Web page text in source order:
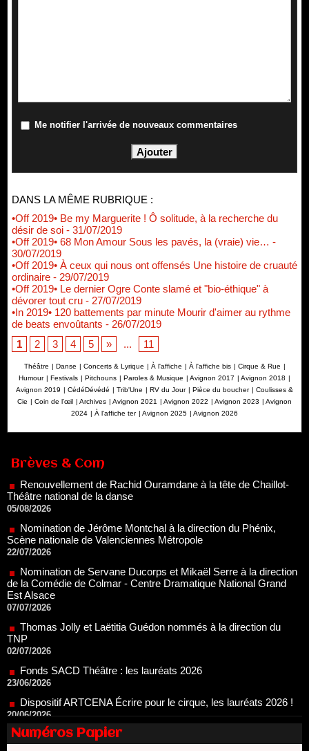
Me notifier l'arrivée de nouveaux commentaires
DANS LA MÊME RUBRIQUE :
•Off 2019• Be my Marguerite ! Ô solitude, à la recherche du
désir de soi - 31/07/2019
•Off 2019• 68 Mon Amour Sous les pavés, la (vraie) vie… -
30/07/2019
•Off 2019• À ceux qui nous ont offensés Une histoire de cruauté
ordinaire - 29/07/2019
•Off 2019• Le dernier Ogre Conte slamé et "bio-éthique" à
dévorer tout cru - 27/07/2019
•In 2019• 120 battements par minute Mourir d'aimer au rythme
de beats envoûtants - 26/07/2019
1
2 3 4 5 » ... 11
Théâtre | Danse | Concerts & Lyrique | À l'affiche | À l'affiche bis | Cirque & Rue |
Humour | Festivals | Pitchouns | Paroles & Musique | Avignon 2017 | Avignon 2018 |
Avignon 2019 | CédéDévédé | Trib'Une | RV du Jour | Pièce du boucher | Coulisses &
Cie | Coin de l’œil | Archives | Avignon 2021 | Avignon 2022 | Avignon 2023 | Avignon
2024 | À l'affiche ter | Avignon 2025 | Avignon 2026
Brèves & Com
Renouvellement de Rachid Ouramdane à la tête de Chaillot-
05/08/2026
Nomination de Jérôme Montchal à la direction du Phénix,
Scène nationale de Valenciennes Métropole
22/07/2026
Nomination de Servane Ducorps et Mikaël Serre à la direction
de la Comédie de Colmar - Centre Dramatique National Grand
Est Alsace
Thomas Jolly et Laëtitia Guédon nommés à la direction du
TNP
02/07/2026
Fonds SACD Théâtre : les lauréats 2026
23/06/2026
Dispositif ARTCENA Écrire pour le cirque, les lauréats 2026 !
20/06/2026
Le palmarès des prix SACD 2026
18/06/2026
Les 10 lauréats du Fonds Grandes Formes Théâtre 2026
SACD
13/06/2026
Numéros Papier